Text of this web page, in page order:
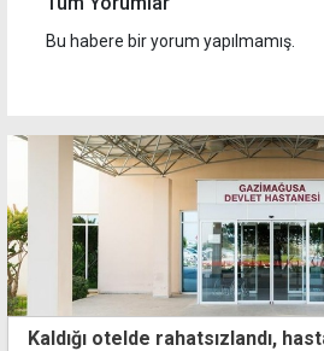
Bu habere bir yorum yapılmamış.
Kaldığı otelde rahatsızlandı,